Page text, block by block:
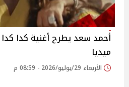
أحمد سعد يطرح أغنية كدا
ميديا
الأربعاء 29/يوليو/2026 - 08:59 م